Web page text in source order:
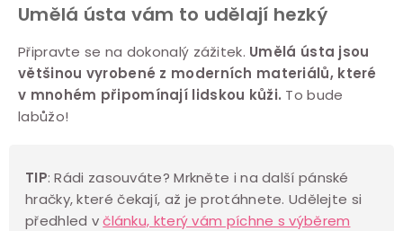
Umělá ústa vám to udělají hezký
Připravte se na dokonalý zážitek. Umělá ústa jsou
většinou vyrobené z moderních materiálů, které
v mnohém připomínají lidskou kůži. To bude
labůžo!
TIP: Rádi zasouváte? Mrkněte i na další pánské
hračky, které čekají, až je protáhnete. Udělejte si
předhled včlánku, který vám píchne s výběrem